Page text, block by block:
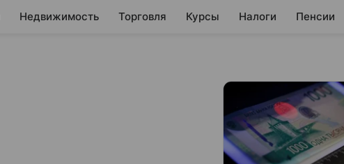
Недвижимость Торговля Курсы Налоги Пенсии